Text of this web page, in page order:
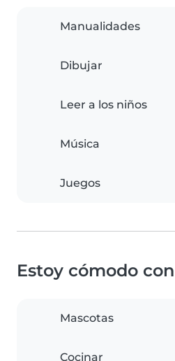
Manualidades
Dibujar
Leer a los niños
Música
Juegos
Estoy cómodo con
Mascotas
Cocinar